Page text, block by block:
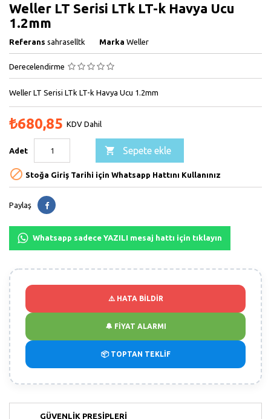
Weller LT Serisi LTk LT-k Havya Ucu
1.2mm
Referans sahraselltk Marka Weller
Derecelendirme
Weller LT Serisi LTk LT-k Havya Ucu 1.2mm
₺680,85 KDV Dahil
Adet  Sepete ekle
 Stoğa Giriş Tarihi için Whatsapp Hattını Kullanınız
Paylaş
Whatsapp sadece YAZILI mesaj hattı için tıklayın
⚠️ HATA BİLDİR
🔔 FİYAT ALARMI
📦 TOPTAN TEKLİF
GÜVENLIK PRESIPLERI